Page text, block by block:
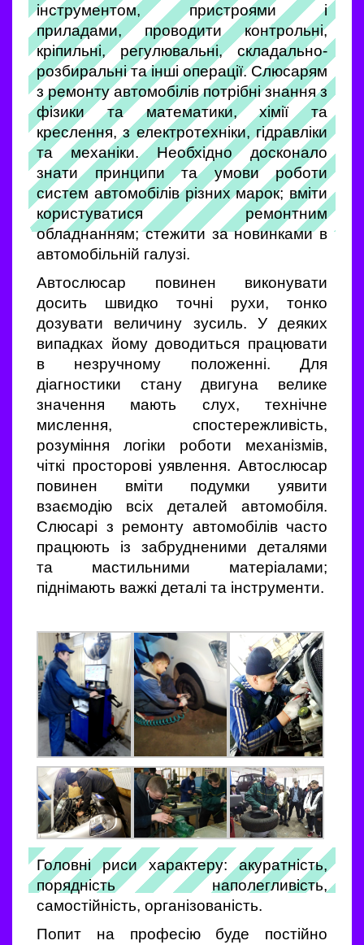
інструментом, пристроями і
приладами, проводити контрольні,
кріпильні, регулювальні, складально-
розбиральні та інші операції. Слюсарям
з ремонту автомобілів потрібні знання з
фізики та математики, хімії та
креслення, з електротехніки, гідравліки
та механіки. Необхідно досконало
знати принципи та умови роботи
систем автомобілів різних марок; вміти
користуватися ремонтним
обладнанням; стежити за новинками в
автомобільній галузі.
Автослюсар повинен виконувати
досить швидко точні рухи, тонко
дозувати величину зусиль. У деяких
випадках йому доводиться працювати
в незручному положенні. Для
діагностики стану двигуна велике
значення мають слух, технічне
мислення, спостережливість,
розуміння логіки роботи механізмів,
чіткі просторові уявлення. Автослюсар
повинен вміти подумки уявити
взаємодію всіх деталей автомобіля.
Слюсарі з ремонту автомобілів часто
працюють із забрудненими деталями
та мастильними матеріалами;
піднімають важкі деталі та інструменти.
Головні риси характеру: акуратність,
порядність наполегливість,
самостійність, організованість.
Попит на професію буде постійно